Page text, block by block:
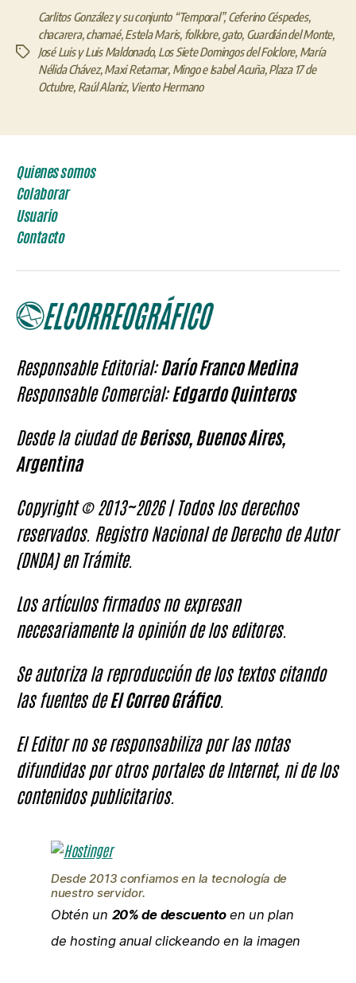
Etiquetas
Carlitos González y su conjunto “Temporal”,Ceferino Céspedes,
chacarera,chamaé,Estela Maris, folklore,gato, Guardián del Monte,
José Luis y Luis Maldonado, Los Siete Domingos del Folclore, María
Nélida Chávez,Maxi Retamar, Mingo e Isabel Acuña,Plaza 17 de
Octubre, Raúl Alaniz, Viento Hermano
Quienes somos
Colaborar
Usuario
Contacto
Responsable Editorial:Darío Franco Medina
Responsable Comercial:Edgardo Quinteros
Desde la ciudad deBerisso, Buenos Aires,
Argentina
Copyright © 2013~2026 | Todos los derechos
reservados. Registro Nacional de Derecho de Autor
(DNDA) en Trámite.
Los artículos firmados no expresan
necesariamente la opinión de los editores.
Se autoriza la reproducción de los textos citando
las fuentes deEl Correo Gráfico.
El Editor no se responsabiliza por las notas
difundidas por otros portales de Internet, ni de los
contenidos publicitarios.
Desde 2013 confiamos en la tecnología de
nuestro servidor.
Obtén un 20% de descuentoen un plan
de hosting anual clickeando en la imagen